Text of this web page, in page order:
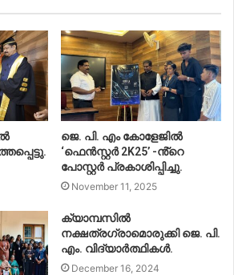
ജെ. പി. എം കോളേജിൽ
‘ഫെൻസ്റ്റർ 2K25’ -ൻ്റെ
പോസ്റ്റർ പ്രകാശിപ്പിച്ചു.
November 11, 2025
ക്യാമ്പസിൽ
നക്ഷത്രഗ്രാമൊരുക്കി ജെ. പി.
എം. വിദ്യാർത്ഥികൾ.
December 16, 2024